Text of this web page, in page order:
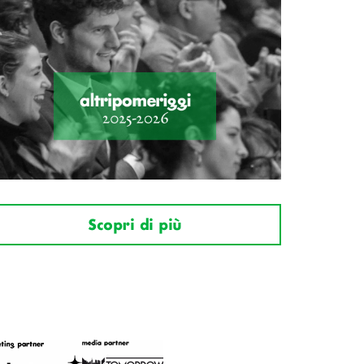
Scopri di più